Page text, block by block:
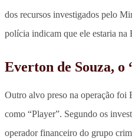
dos recursos investigados pelo
polícia indicam que ele estaria na
Everton de Souza, o
Outro alvo preso na operação foi
como “Player”. Segundo os
operador financeiro do grupo